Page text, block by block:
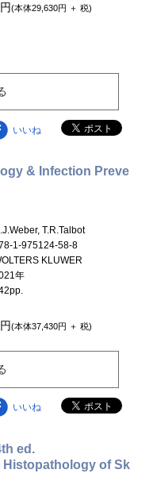
(本体29,630円 ＋ 税)
いいね
& Infection Preve
T.R.Talbot
1-975124-58-8
KLUWER
年
(本体37,430円 ＋ 税)
いいね
ed.
of Sk